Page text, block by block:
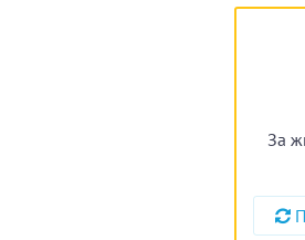
За